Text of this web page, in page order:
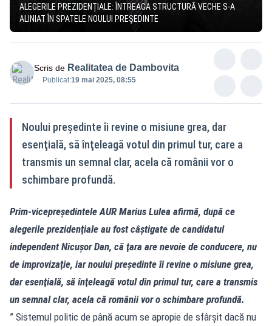
ALEGERILE PREZIDENȚIALE: ÎNTREAGA STRUCTURĂ VECHE S-A
ALINIAT ÎN SPATELE NOULUI PREŞEDINTE
Scris de Realitatea de Dambovita
Publicat:19 mai 2025, 08:55
Noului preşedinte îi revine o misiune grea, dar
esenţială, să înţeleagă votul din primul tur, care a
transmis un semnal clar, acela că românii vor o
schimbare profundă.
Prim-vicepreşedintele AUR Marius Lulea afirmă, după ce
alegerile prezidenţiale au fost câştigate de candidatul
independent Nicuşor Dan, că ţara are nevoie de conducere, nu
de improvizaţie, iar noului preşedinte îi revine o misiune grea,
dar esenţială, să înţeleagă votul din primul tur, care a transmis
un semnal clar, acela că românii vor o schimbare profundă.
” Sistemul politic de până acum se apropie de sfârşit dacă nu